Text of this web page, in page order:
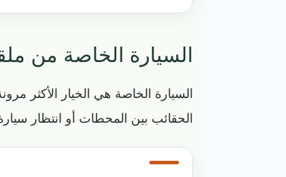
السيارة الخاصة من
السيارة الخاصة هي الخيار الأكثر
الحقائب بين المحطات أو انتظار